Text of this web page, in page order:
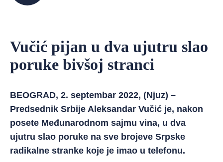
Vučić pijan u dva ujutru slao
poruke bivšoj stranci
BEOGRAD, 2. septembar 2022, (Njuz) –
Predsednik Srbije Aleksandar Vučić je, nakon
posete Međunarodnom sajmu vina, u dva
ujutru slao poruke na sve brojeve Srpske
radikalne stranke koje je imao u telefonu.